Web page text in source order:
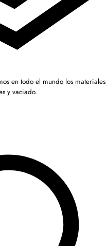
en todo el mundo los
y vaciado.